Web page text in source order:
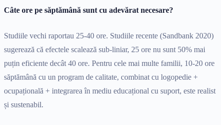
Câte ore pe săptămână sunt cu adevărat necesare?
Studiile vechi raportau 25-40 ore. Studiile recente (Sandbank 2020)
sugerează că efectele scalează sub-liniar, 25 ore nu sunt 50% mai
puțin eficiente decât 40 ore. Pentru cele mai multe familii, 10-20 ore
săptămână cu un program de calitate, combinat cu logopedie +
ocupațională + integrarea în mediu educațional cu suport, este realist
și sustenabil.